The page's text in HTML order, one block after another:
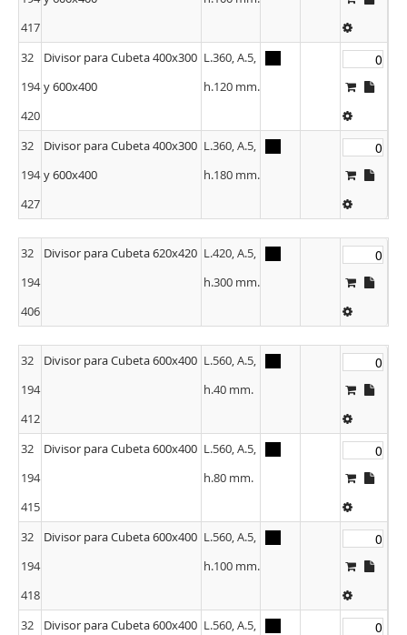
417
32
194
420
Divisor para Cubeta 400x300
y 600x400
L.360, A.5,
h.120 mm.
32
194
427
Divisor para Cubeta 400x300
y 600x400
L.360, A.5,
h.180 mm.
32
194
406
Divisor para Cubeta 620x420 L.420, A.5,
h.300 mm.
32
194
412
Divisor para Cubeta 600x400 L.560, A.5,
h.40 mm.
32
194
415
Divisor para Cubeta 600x400 L.560, A.5,
h.80 mm.
32
194
418
Divisor para Cubeta 600x400 L.560, A.5,
h.100 mm.
32
Divisor para Cubeta 600x400 L.560, A.5,